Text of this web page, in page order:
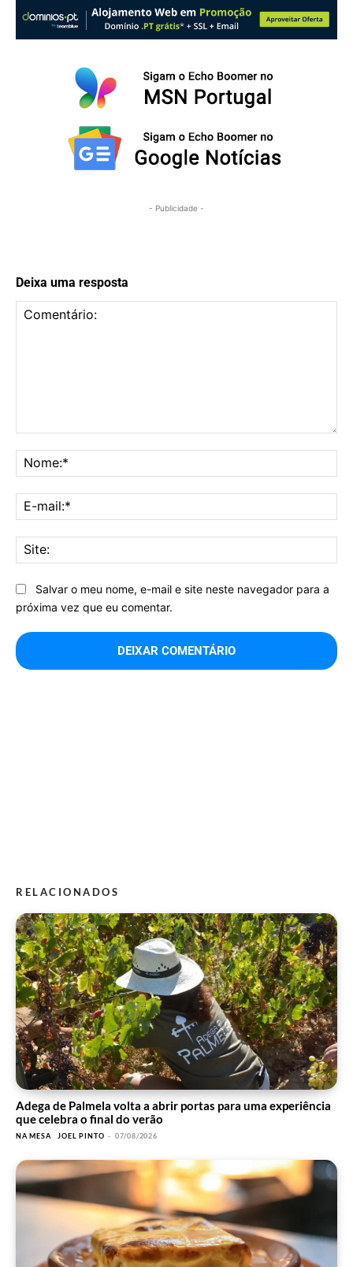
- Publicidade -
Deixa uma resposta
Salvar o meu nome, e-mail e site neste navegador para a
próxima vez que eu comentar.
RELACIONADOS
Adega de Palmela volta a abrir portas para uma experiência
que celebra o final do verão
NA MESA JOEL PINTO - 07/08/2026